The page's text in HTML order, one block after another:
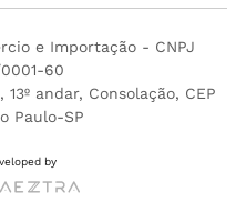
e Importação - CNPJ
60
andar, Consolação, CEP
Paulo-SP
by